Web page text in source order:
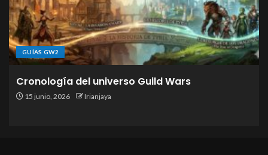
GUÍAS GW2
Cronología del universo Guild Wars
15 junio, 2026 Irianjaya